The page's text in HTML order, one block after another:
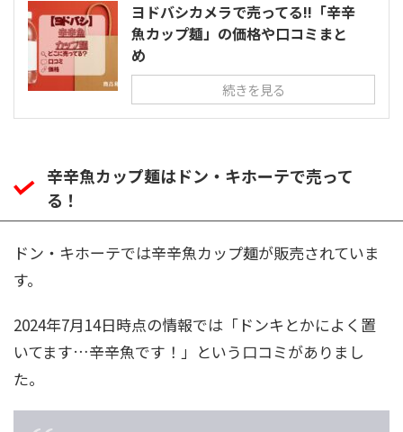
ヨドバシカメラで売ってる!!「辛辛
魚カップ麺」の価格や口コミまと
め
続きを見る
辛辛魚カップ麺はドン・キホーテで売って
る！
ドン・キホーテでは辛辛魚カップ麺が販売されていま
す。
2024年7月14日時点の情報では「ドンキとかによく置
いてます…辛辛魚です！」という口コミがありまし
た。